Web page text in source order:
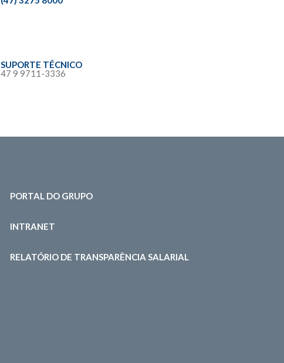
SUPORTE TÉCNICO
47 9 9711-3336
PORTAL DO GRUPO
INTRANET
RELATÓRIO DE TRANSPARÊNCIA SALARIAL